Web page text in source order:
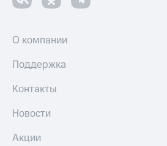
О компании
Поддержка
Контакты
Новости
Акции